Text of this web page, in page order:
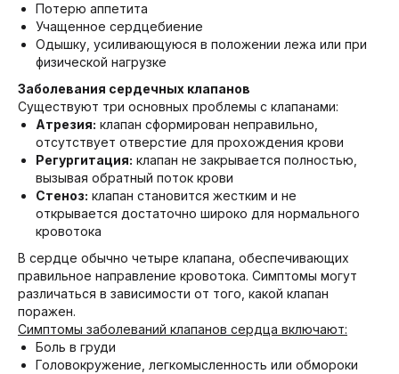
Потерю аппетита
Учащенное сердцебиение
Одышку, усиливающуюся в положении лежа или при
физической нагрузке
Заболевания сердечных клапанов
Существуют три основных проблемы с клапанами:
Атрезия: клапан сформирован неправильно,
отсутствует отверстие для прохождения крови
Регургитация: клапан не закрывается полностью,
вызывая обратный поток крови
Стеноз: клапан становится жестким и не
открывается достаточно широко для нормального
кровотока
В сердце обычно четыре клапана, обеспечивающих
правильное направление кровотока. Симптомы могут
различаться в зависимости от того, какой клапан
поражен.
Симптомы заболеваний клапанов сердца включают:
Боль в груди
Головокружение, легкомысленность или обмороки